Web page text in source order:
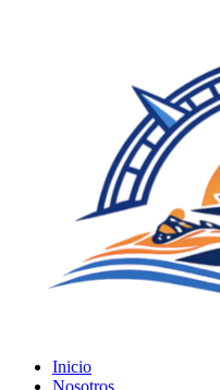
Inicio
Nosotros